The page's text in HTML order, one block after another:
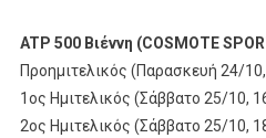
ATP 500 Βιέννη (COSMOTE
Προημιτελικός (Παρασκευή 24/
1ος Ημιτελικός (Σάββατο 25/10,
2ος Ημιτελικός (Σάββατο 25/10,